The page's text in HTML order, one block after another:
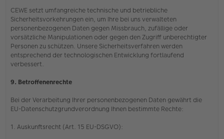
CEWE setzt umfangreiche technische und betriebliche
Sicherheitsvorkehrungen ein, um Ihre bei uns verwalteten
personenbezogenen Daten gegen Missbrauch, zufällige oder
vorsätzliche Manipulationen oder gegen den Zugriff unberechtigter
Personen zu schützen. Unsere Sicherheitsverfahren werden
entsprechend der technologischen Entwicklung fortlaufend
verbessert.
9. Betroffenenrechte
Bei der Verarbeitung Ihrer personenbezogenen Daten gewährt die
EU-Datenschutzgrundverordnung Ihnen bestimmte Rechte:
1. Auskunftsrecht (Art. 15 EU-DSGVO):